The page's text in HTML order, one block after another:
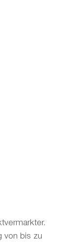
von bis zu